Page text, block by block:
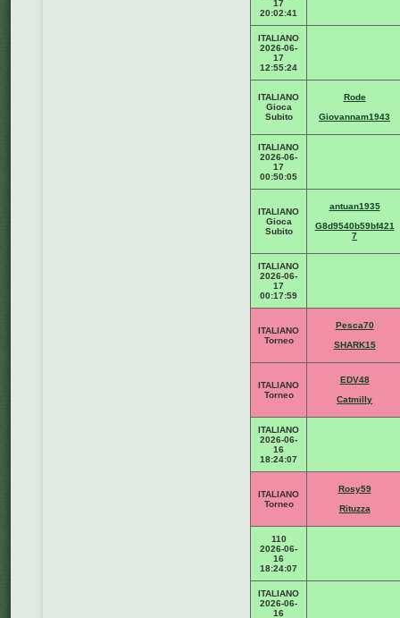
17
20:02:41
ITALIANO
2026-06-
17
12:55:24
ITALIANO
Gioca
Subito
Rode
Giovannam1943
ITALIANO
2026-06-
17
00:50:05
ITALIANO
Gioca
Subito
antuan1935
G8d9540b59bf421
7
ITALIANO
2026-06-
17
00:17:59
ITALIANO
Torneo
Pesca70
SHARK15
ITALIANO
Torneo
EDV48
Catmilly
ITALIANO
2026-06-
16
18:24:07
ITALIANO
Torneo
Rosy59
Rituzza
110
2026-06-
16
18:24:07
ITALIANO
2026-06-
16